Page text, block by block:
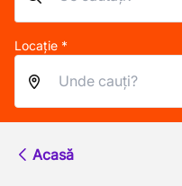
Locație *
Acasă